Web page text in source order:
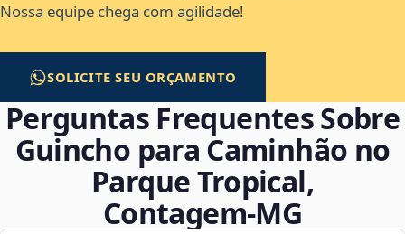
Nossa equipe chega com agilidade!
SOLICITE SEU ORÇAMENTO
Perguntas Frequentes Sobre
Guincho para Caminhão no
Parque Tropical,
Contagem‑MG